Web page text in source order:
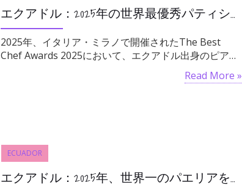
エクアドル：2025年の世界最優秀パティシエール賞はピア・サラサルの手に
2025年、イタリア・ミラノで開催されたThe Best
Chef Awards 2025において、エクアドル出身のピア…
Read More »
ECUADOR
エクアドル：2025年、世界一のパエリアを食べたければキトへ行け